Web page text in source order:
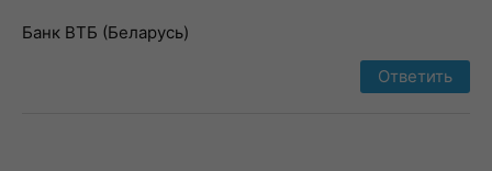
Банк ВТБ (Беларусь)
Ответить